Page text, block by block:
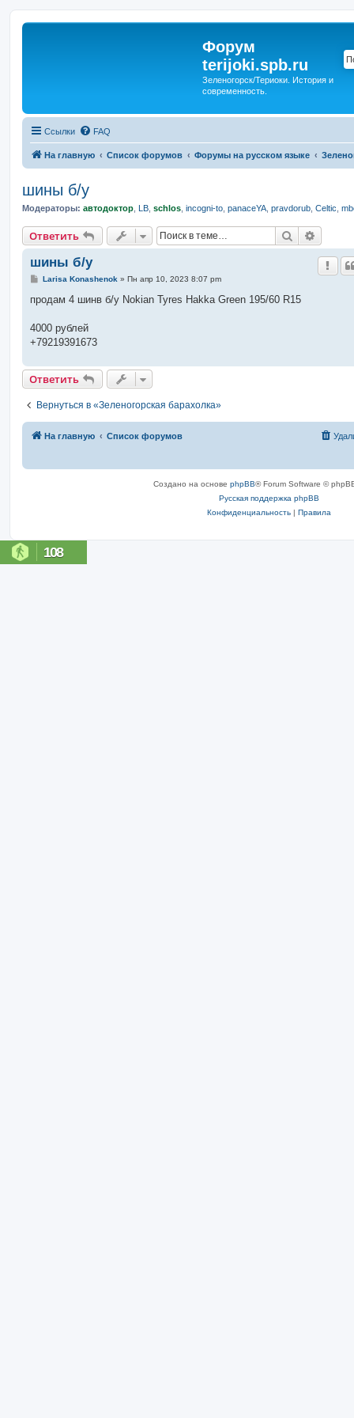
Форум
terijoki.spb.ru
Зеленогорск/Териоки. История и
современность.
Ссылки FAQ
На главную Список форумов Форумы на русском языке
шины б/у
Модераторы: автодоктор LB schlos incogni-to panaceYA pravdorub Celtic
Ответить Поиск
шины б/у
С
о
е
и
Larisa Konashenok » Пн апр 10, 2023 8:07 pm
продам 4 шинв б/у Nokian Tyres Hakka Green 195/60 R15
4000 рублей
+79219391673
Ответить
Вернуться в «Зеленогорская барахолка»
На главную Список форумов
Создано на основе phpBB® Forum Software ©
Русская поддержка phpBB
Конфиденциальность | Правила
108